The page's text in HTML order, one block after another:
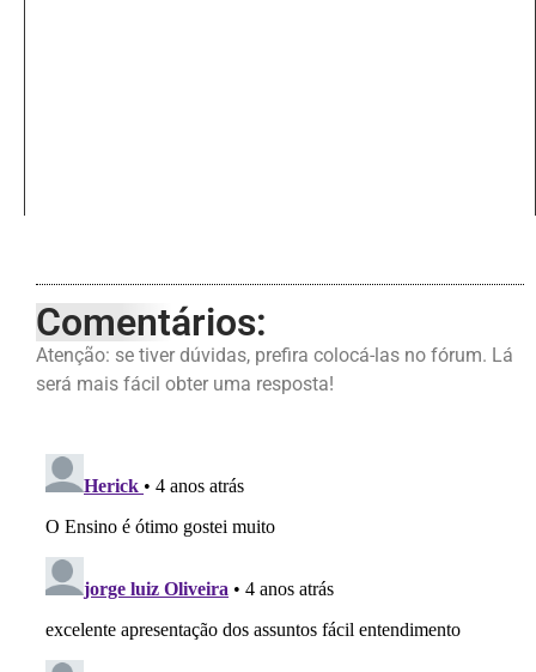
Comentários:
Atenção: se tiver dúvidas, prefira colocá-las no fórum. Lá
será mais fácil obter uma resposta!